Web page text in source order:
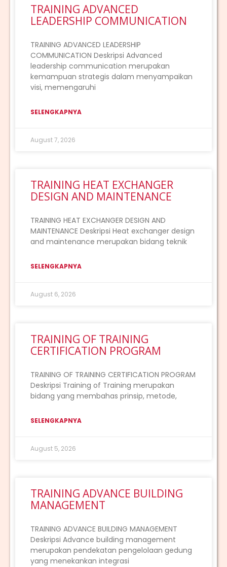
TRAINING ADVANCED
LEADERSHIP COMMUNICATION
TRAINING ADVANCED LEADERSHIP
COMMUNICATION Deskripsi Advanced
leadership communication merupakan
kemampuan strategis dalam menyampaikan
visi, memengaruhi
SELENGKAPNYA
August 7, 2026
TRAINING HEAT EXCHANGER
DESIGN AND MAINTENANCE
TRAINING HEAT EXCHANGER DESIGN AND
MAINTENANCE Deskripsi Heat exchanger design
and maintenance merupakan bidang teknik
SELENGKAPNYA
August 6, 2026
TRAINING OF TRAINING
CERTIFICATION PROGRAM
TRAINING OF TRAINING CERTIFICATION PROGRAM
Deskripsi Training of Training merupakan
bidang yang membahas prinsip, metode,
SELENGKAPNYA
August 5, 2026
TRAINING ADVANCE BUILDING
MANAGEMENT
TRAINING ADVANCE BUILDING MANAGEMENT
Deskripsi Advance building management
merupakan pendekatan pengelolaan gedung
yang menekankan integrasi